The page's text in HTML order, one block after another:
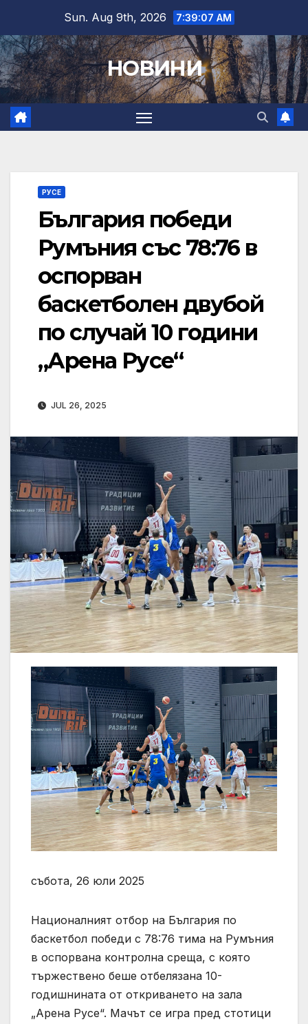
content
Sun. Aug 9th, 2026 7:39:08 AM
НОВИНИ
РУСЕ
България победи
Румъния със 78:76 в
оспорван
баскетболен двубой
по случай 10 години
„Арена Русе“
JUL 26, 2025
събота, 26 юли 2025
Националният отбор на България по
баскетбол победи с 78:76 тима на Румъния
в оспорвана контролна среща, с която
тържествено беше отбелязана 10-
годишнината от откриването на зала
„Арена Русе“. Мачът се игра пред стотици